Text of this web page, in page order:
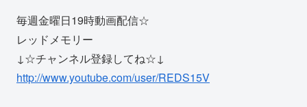
毎週金曜日19時動画配信☆
レッドメモリー
↓☆チャンネル登録してね☆↓
http://www.youtube.com/user/REDS15V